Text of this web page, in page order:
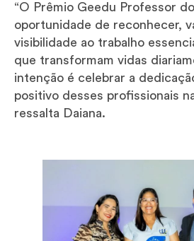
“O Prêmio Geedu Professor
oportunidade de reconhecer,
visibilidade ao trabalho
que transformam vidas
intenção é celebrar a
positivo desses profissionais
ressalta Daiana.